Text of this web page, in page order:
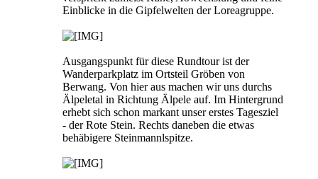
Einblicke in die Gipfelwelten der Loreagruppe.
Ausgangspunkt für diese Rundtour ist der
Wanderparkplatz im Ortsteil Gröben von
Berwang. Von hier aus machen wir uns durchs
Älpeletal in Richtung Älpele auf. Im Hintergrund
erhebt sich schon markant unser erstes Tagesziel
- der Rote Stein. Rechts daneben die etwas
behäbigere Steinmannlspitze.